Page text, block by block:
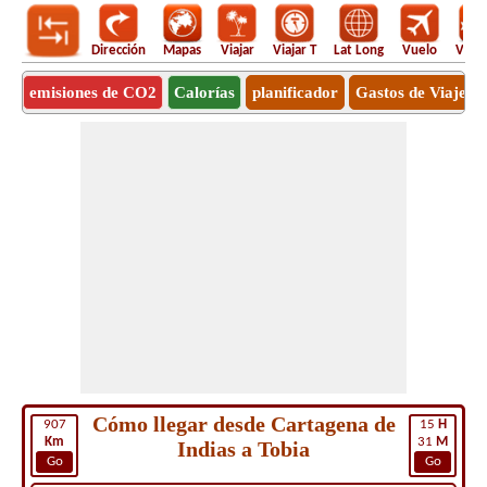
Dirección Mapas Viajar Viajar T Lat Long Vuelo
emisiones de CO2 Calorías planificador Gastos de Viaje
907
Km
Go
15 H
31 M
Go
Cómo llegar desde Cartagena de
Indias a Tobia